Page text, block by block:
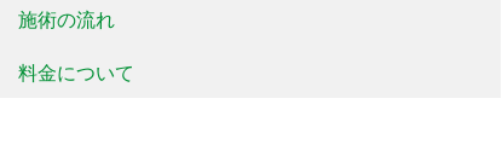
施術の流れ
料金について